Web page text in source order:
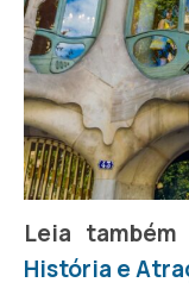
Leia também
História e